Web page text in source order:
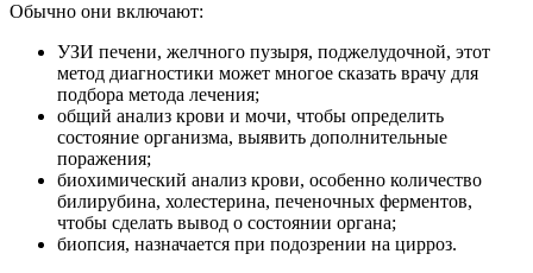
Обычно они включают:
УЗИ печени, желчного пузыря, поджелудочной, этот
метод диагностики может многое сказать врачу для
подбора метода лечения;
общий анализ крови и мочи, чтобы определить
состояние организма, выявить дополнительные
поражения;
биохимический анализ крови, особенно количество
билирубина, холестерина, печеночных ферментов,
чтобы сделать вывод о состоянии органа;
биопсия, назначается при подозрении на цирроз.